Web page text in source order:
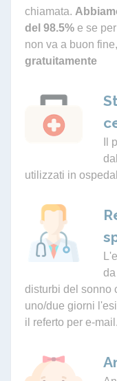
chiamata.
del 98.5% e se
non va a buon fine,
gratuitamente
Il
utilizzati in
disturbi del sonno
uno/due giorni
il referto per e-mail.